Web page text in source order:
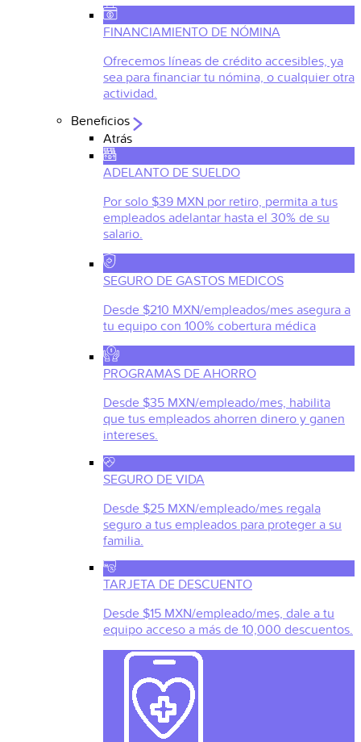
FINANCIAMIENTO DE NÓMINA
Ofrecemos líneas de crédito accesibles, ya
sea para financiar tu nómina, o cualquier otra
actividad.
Beneficios
Atrás
ADELANTO DE SUELDO
Por solo $39 MXN por retiro, permita a tus
empleados adelantar hasta el 30% de su
salario.
SEGURO DE GASTOS MEDICOS
Desde $210 MXN/empleados/mes asegura a
tu equipo con 100% cobertura médica
PROGRAMAS DE AHORRO
Desde $35 MXN/empleado/mes, habilita
que tus empleados ahorren dinero y ganen
intereses.
SEGURO DE VIDA
Desde $25 MXN/empleado/mes regala
seguro a tus empleados para proteger a su
familia.
TARJETA DE DESCUENTO
Desde $15 MXN/empleado/mes, dale a tu
equipo acceso a más de 10,000 descuentos.